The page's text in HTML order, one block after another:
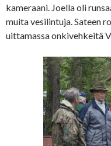
kameraani. Joella oli
muita vesilintuja. Sateen
uittamassa onkivehkeitä